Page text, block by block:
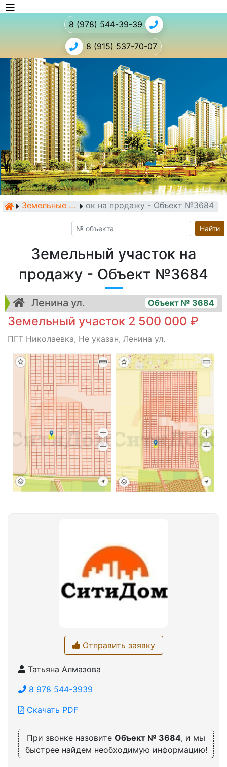
8 (978) 544-39-39
8 (915) 537-70-07
Земельные участки
Земельный участок на продажу - Объект №3684
Найти
Земельный участок на
продажу - Объект №3684
Ленина ул. Объект № 3684
Земельный участок 2 500 000 ₽
ПГТ Николаевка, Не указан, Ленина ул.
Отправить заявку
Татьяна Алмазова
8 978 544-3939
Скачать PDF
При звонке назовите Объект № 3684, и мы
быстрее найдем необходимую информацию!